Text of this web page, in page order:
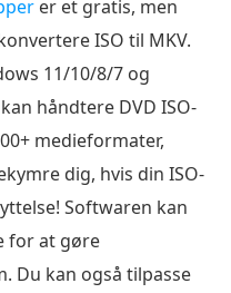
er et gratis, men
ISO til MKV.
11/10/8/7 og
håndtere DVD ISO-
medieformater,
dig, hvis din ISO-
Softwaren kan
for at gøre
Du kan også tilpasse